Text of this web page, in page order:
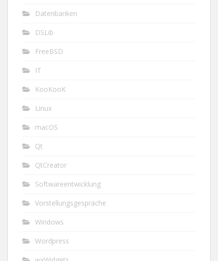
Datenbanken
DSLib
FreeBSD
IT
KooKooK
Linux
macOS
Qt
QtCreator
Softwareentwicklung
Vorstellungsgespräche
Windows
Wordpress